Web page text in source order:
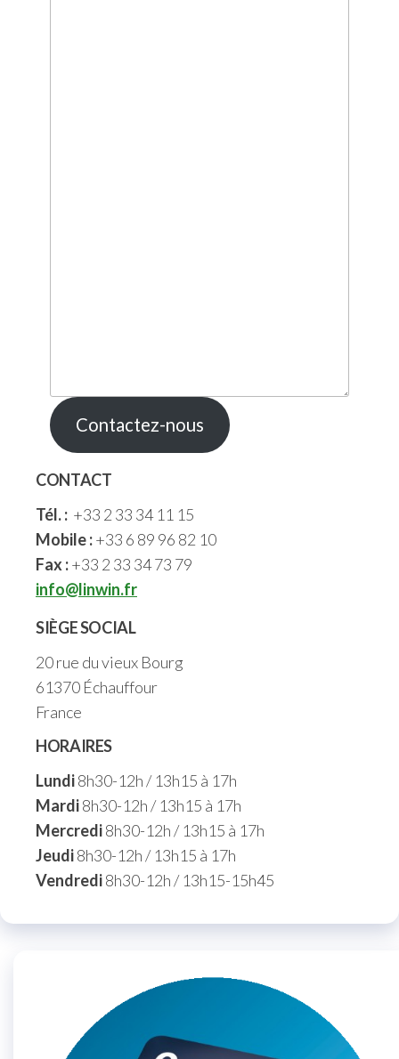
Contactez-nous
CONTACT
Tél. : +33 2 33 34 11 15
Mobile :+33 6 89 96 82 10
Fax :+33 2 33 34 73 79
info@linwin.fr
SIÈGE SOCIAL
20 rue du vieux Bourg
61370 Échauffour
France
HORAIRES
Lundi8h30-12h / 13h15 à 17h
Mardi8h30-12h / 13h15 à 17h
Mercredi8h30-12h / 13h15 à 17h
Jeudi8h30-12h / 13h15 à 17h
Vendredi8h30-12h / 13h15-15h45